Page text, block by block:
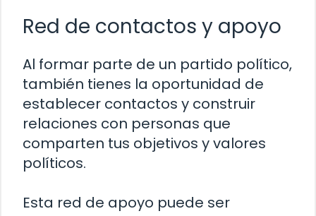
Red de contactos y apoyo
Al formar parte de un partido político,
también tienes la oportunidad de
establecer contactos y construir
relaciones con personas que
comparten tus objetivos y valores
políticos.
Esta red de apoyo puede ser